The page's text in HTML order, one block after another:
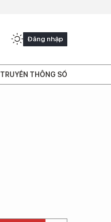
Đăng nhập
TRUYỀN THÔNG SỐ